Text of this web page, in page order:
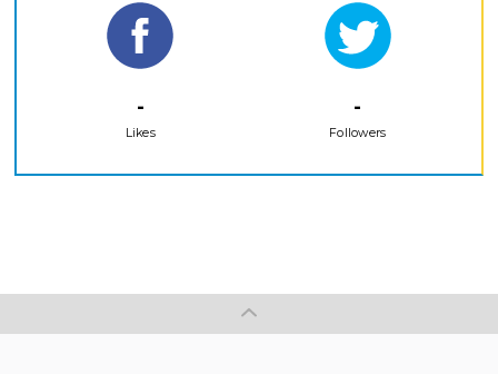
-
Likes
-
Followers